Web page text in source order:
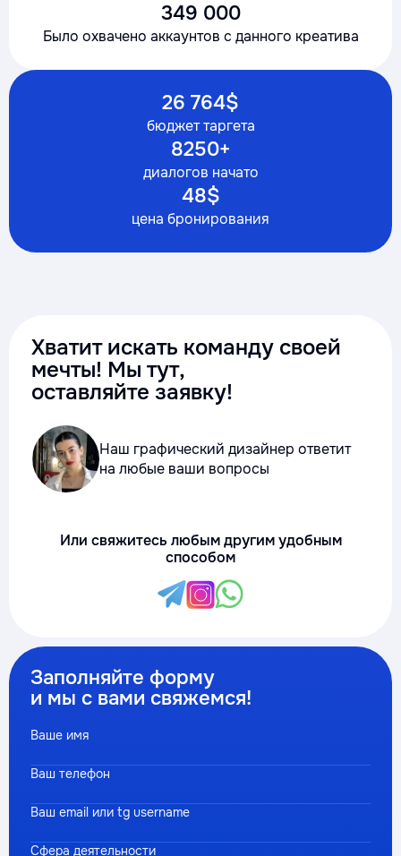
349 000
Было охвачено аккаунтов с данного креатива
26 764$
бюджет таргета
8250+
диалогов начато
48$
цена бронирования
Хватит искать команду своей
мечты! Мы тут,
оставляйте заявку!
Наш графический дизайнер ответит
на любые ваши вопросы
Или свяжитесь любым другим удобным
способом
Заполняйте форму
и мы с вами свяжемся!
Ваше имя
Ваш телефон
Ваш email или tg username
Сфера деятельности